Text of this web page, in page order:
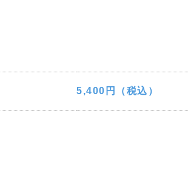
5,400円（税込）